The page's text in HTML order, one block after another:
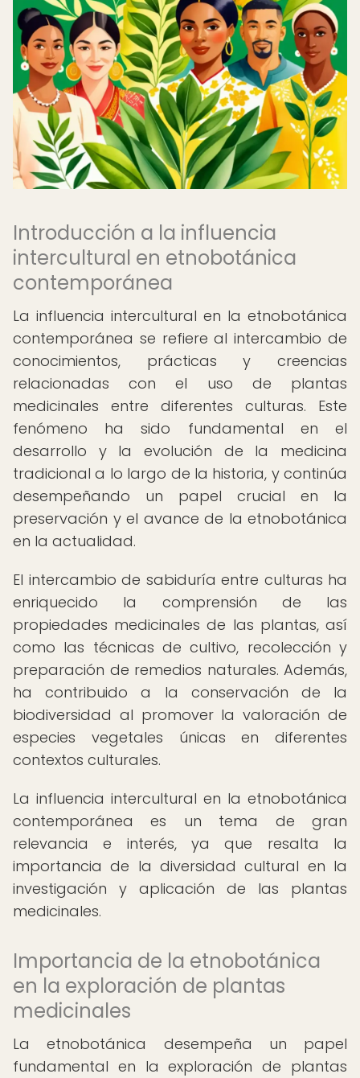
Introducción a la influencia
intercultural en etnobotánica
contemporánea
La influencia intercultural en la etnobotánica
contemporánea se refiere al intercambio de
conocimientos, prácticas y creencias
relacionadas con el uso de plantas
medicinales entre diferentes culturas. Este
fenómeno ha sido fundamental en el
desarrollo y la evolución de la medicina
tradicional a lo largo de la historia, y continúa
desempeñando un papel crucial en la
preservación y el avance de la etnobotánica
en la actualidad.
El intercambio de sabiduría entre culturas ha
enriquecido la comprensión de las
propiedades medicinales de las plantas, así
como las técnicas de cultivo, recolección y
preparación de remedios naturales. Además,
ha contribuido a la conservación de la
biodiversidad al promover la valoración de
especies vegetales únicas en diferentes
contextos culturales.
La influencia intercultural en la etnobotánica
contemporánea es un tema de gran
relevancia e interés, ya que resalta la
importancia de la diversidad cultural en la
investigación y aplicación de las plantas
medicinales.
Importancia de la etnobotánica
en la exploración de plantas
medicinales
La etnobotánica desempeña un papel
fundamental en la exploración de plantas